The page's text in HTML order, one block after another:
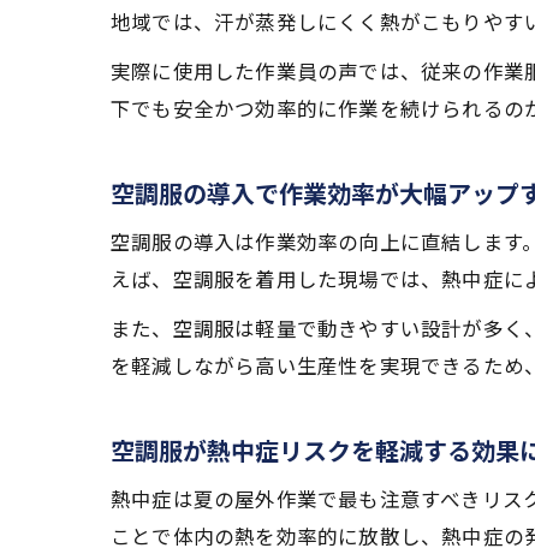
地域では、汗が蒸発しにくく熱がこもりやす
実際に使用した作業員の声では、従来の作
下でも安全かつ効率的に作業を続けられるの
空調服の導入で作業効率が大幅アップ
空調服の導入は作業効率の向上に直結しま
えば、空調服を着用した現場では、熱中症に
また、空調服は軽量で動きやすい設計が多
を軽減しながら高い生産性を実現できるため
空調服が熱中症リスクを軽減する効果
熱中症は夏の屋外作業で最も注意すべきリ
ことで体内の熱を効率的に放散し、熱中症の